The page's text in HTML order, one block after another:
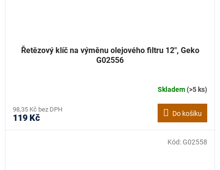
Řetězový klíč na výměnu olejového filtru 12", Geko
G02556
Skladem(>5 ks)
98,35 Kč bez DPH
119 Kč Do košíku
Kód: G02558